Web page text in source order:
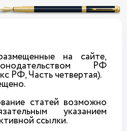
на сайте,
РФ
РФ, Часть четвертая).
статей возможно
указанием
ссылки.